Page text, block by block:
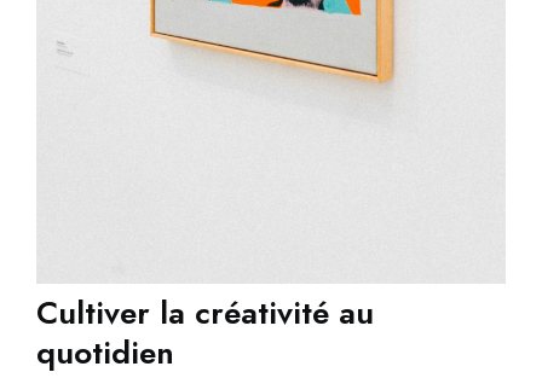
Cultiver la créativité au
quotidien